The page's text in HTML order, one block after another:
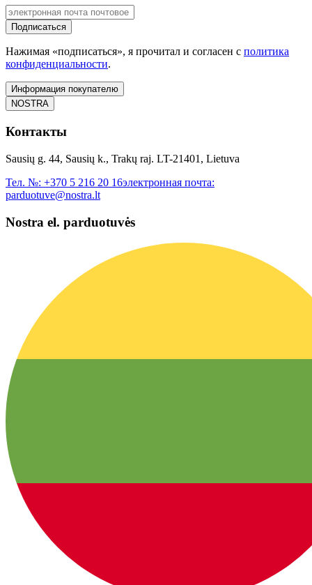
Подписаться
Нажимая «подписаться», я прочитал и согласен с политика
конфиденциальности.
Информация покупателю
NOSTRA
Контакты
Sausių g. 44, Sausių k., Trakų raj. LT-21401, Lietuva
Тел. №: +370 5 216 20 16электронная почта:
parduotuve@nostra.lt
Nostra el. parduotuvės